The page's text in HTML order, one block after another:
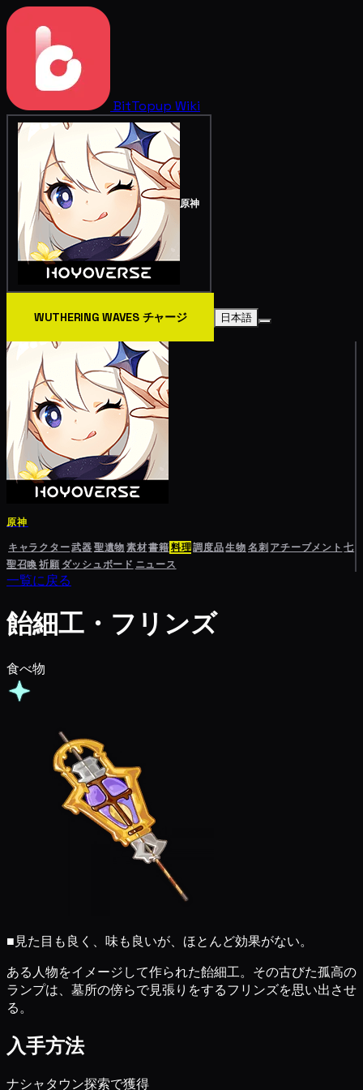
BitTopup Wiki
原神
WUTHERING WAVES チャージ 日本語
原神
キャラクター武器聖遺物素材書籍料理調度品生物名刺 アチーブメント 七
聖召喚祈願 ダッシュボード ニュース
一覧に戻る
飴細工・フリンズ
食べ物
■見た目も良く、味も良いが、ほとんど効果がない。
ある人物をイメージして作られた飴細工。その古びた孤高の
ランプは、墓所の傍らで見張りをするフリンズを思い出させ
る。
入手方法
ナシャタウン探索で獲得